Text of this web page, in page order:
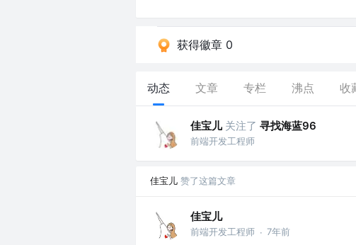
获得徽章 0
动态 文章 专栏 沸点 收
佳宝儿 关注了 寻找海蓝96
前端开发工程师
佳宝儿 赞了这篇文章
佳宝儿
前端开发工程师 · 7年前